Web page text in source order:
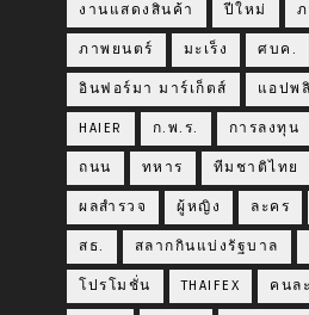
งานแสดงสินค้า ปีใหม่
ภาพยนตร์ มะเร็ง ศบค.
อินฟอร์มา มาร์เก็ตส์ แอปพ
HAIER ก.พ.ร. การลงทุน
ถนน ทหาร ทีมชาติไทย
ผลสำรวจ ผู้หญิง ละคร
สธ. สลากกินแบ่งรัฐบาล
โปรโมชั่น THAIFEX คนล